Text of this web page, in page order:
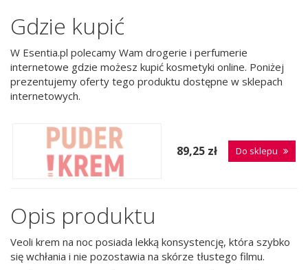
Gdzie kupić
W Esentia.pl polecamy Wam drogerie i perfumerie
internetowe gdzie możesz kupić kosmetyki online. Poniżej
prezentujemy oferty tego produktu dostępne w sklepach
internetowych.
89,25 zł Do sklepu
Opis produktu
Veoli krem na noc posiada lekką konsystencję, która szybko
się wchłania i nie pozostawia na skórze tłustego filmu.